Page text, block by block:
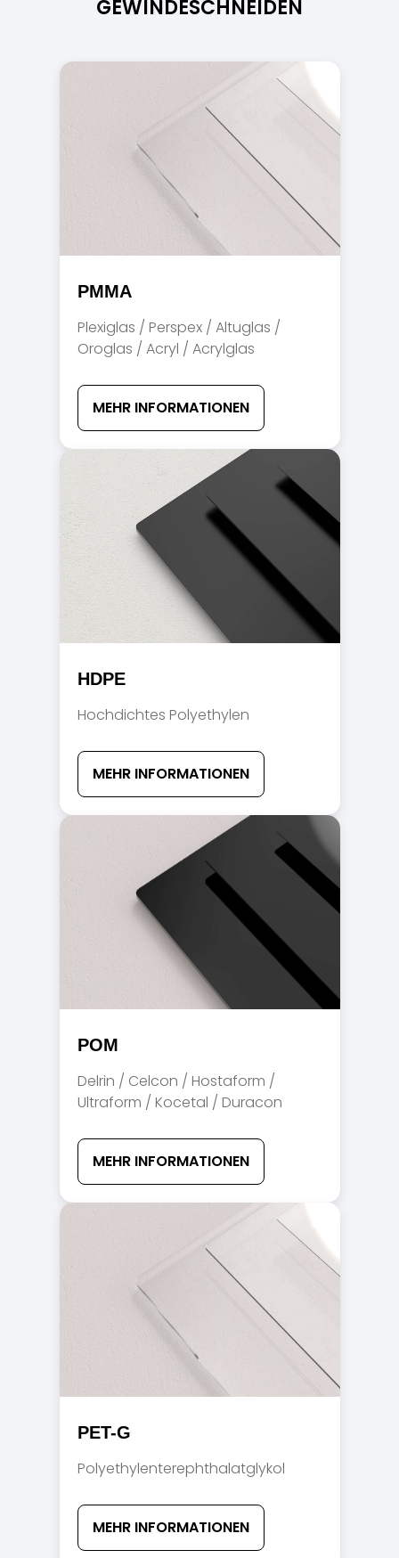
GEWINDESCHNEIDEN
PMMA
Plexiglas / Perspex / Altuglas /
Oroglas / Acryl / Acrylglas
MEHR INFORMATIONEN
HDPE
Hochdichtes Polyethylen
MEHR INFORMATIONEN
POM
Delrin / Celcon / Hostaform /
Ultraform / Kocetal / Duracon
MEHR INFORMATIONEN
PET-G
Polyethylenterephthalatglykol
MEHR INFORMATIONEN